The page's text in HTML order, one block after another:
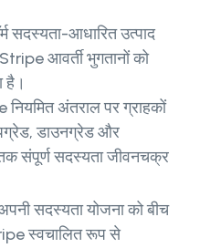
सदस्यता-आधारित उत्पाद
आवर्ती भुगतानों को
है।
नियमित अंतराल पर ग्राहकों
डाउनग्रेड और
संपूर्ण सदस्यता जीवनचक्र
सदस्यता योजना को बीच
स्वचालित रूप से